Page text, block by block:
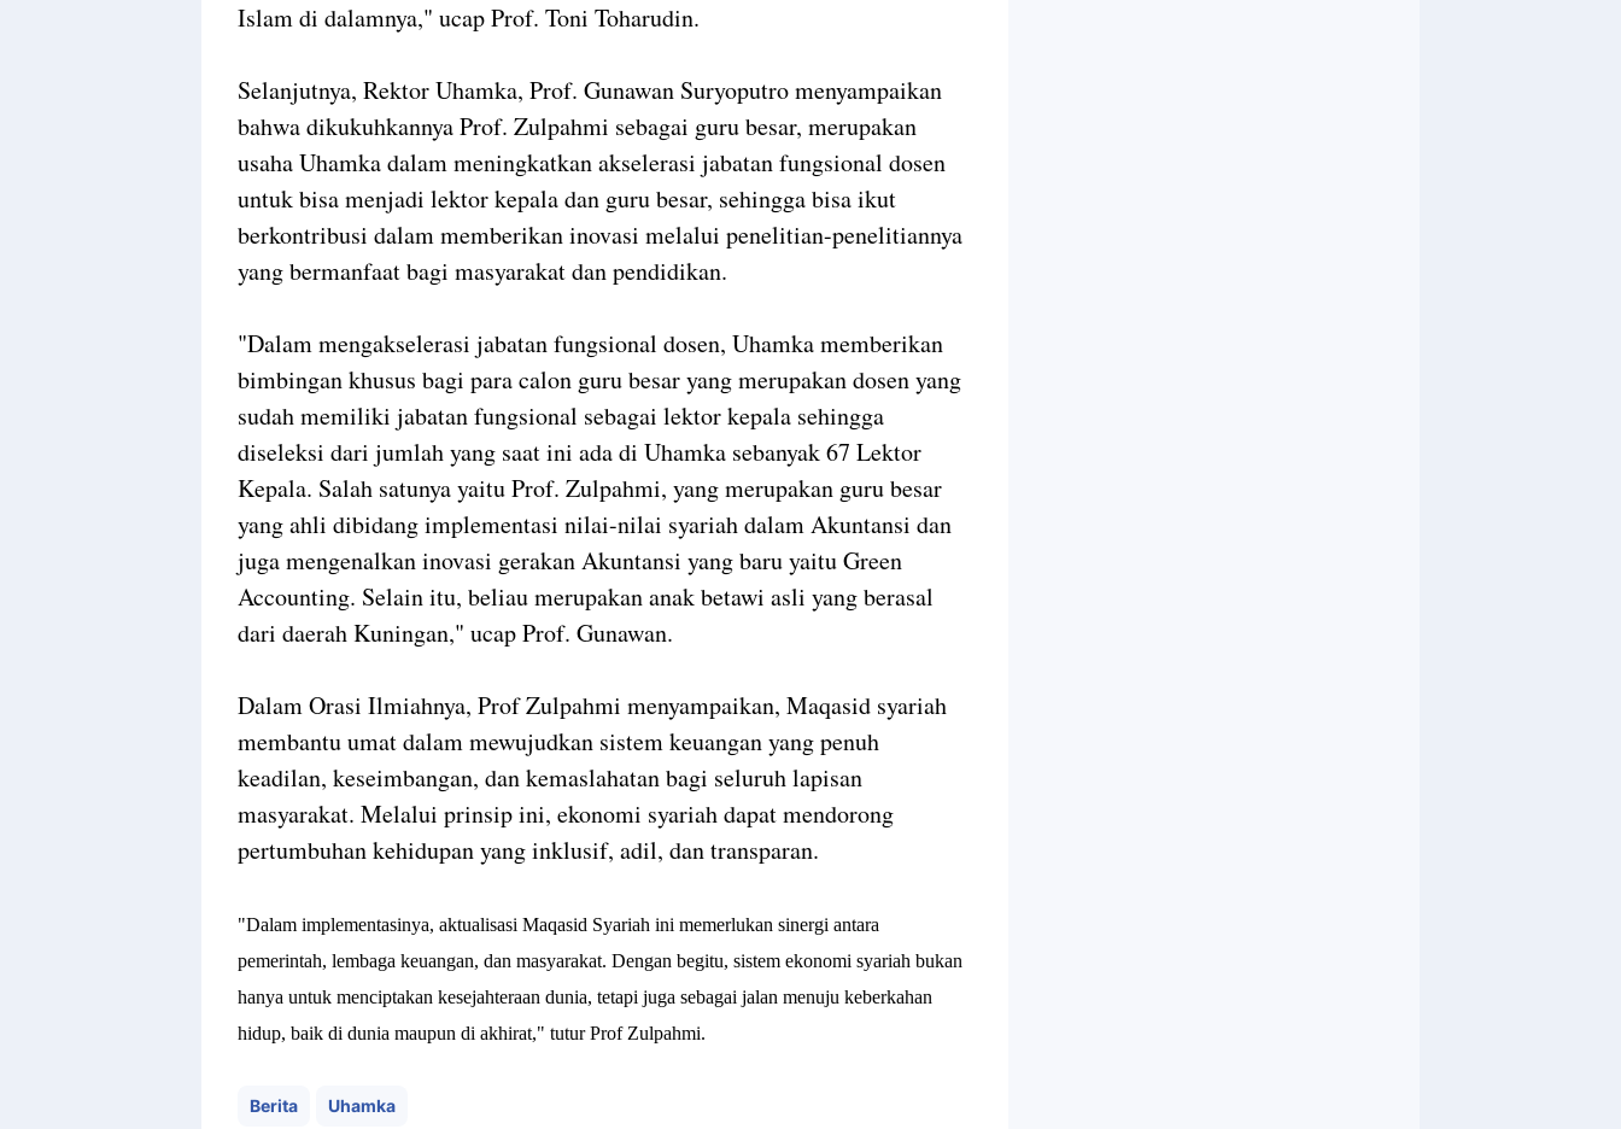
Islam di dalamnya," ucap Prof. Toni Toharudin.
Selanjutnya, Rektor Uhamka, Prof. Gunawan Suryoputro menyampaikan
bahwa dikukuhkannya Prof. Zulpahmi sebagai guru besar, merupakan
usaha Uhamka dalam meningkatkan akselerasi jabatan fungsional dosen
untuk bisa menjadi lektor kepala dan guru besar, sehingga bisa ikut
berkontribusi dalam memberikan inovasi melalui penelitian-penelitiannya
yang bermanfaat bagi masyarakat dan pendidikan.
"Dalam mengakselerasi jabatan fungsional dosen, Uhamka memberikan
bimbingan khusus bagi para calon guru besar yang merupakan dosen yang
sudah memiliki jabatan fungsional sebagai lektor kepala sehingga
diseleksi dari jumlah yang saat ini ada di Uhamka sebanyak 67 Lektor
Kepala. Salah satunya yaitu Prof. Zulpahmi, yang merupakan guru besar
yang ahli dibidang implementasi nilai-nilai syariah dalam Akuntansi dan
juga mengenalkan inovasi gerakan Akuntansi yang baru yaitu Green
Accounting. Selain itu, beliau merupakan anak betawi asli yang berasal
dari daerah Kuningan," ucap Prof. Gunawan.
Dalam Orasi Ilmiahnya, Prof Zulpahmi menyampaikan, Maqasid syariah
membantu umat dalam mewujudkan sistem keuangan yang penuh
keadilan, keseimbangan, dan kemaslahatan bagi seluruh lapisan
masyarakat. Melalui prinsip ini, ekonomi syariah dapat mendorong
pertumbuhan kehidupan yang inklusif, adil, dan transparan.
"Dalam implementasinya, aktualisasi Maqasid Syariah ini memerlukan sinergi antara
pemerintah, lembaga keuangan, dan masyarakat. Dengan begitu, sistem ekonomi syariah bukan
hanya untuk menciptakan kesejahteraan dunia, tetapi juga sebagai jalan menuju keberkahan
hidup, baik di dunia maupun di akhirat," tutur Prof Zulpahmi.
Berita Uhamka